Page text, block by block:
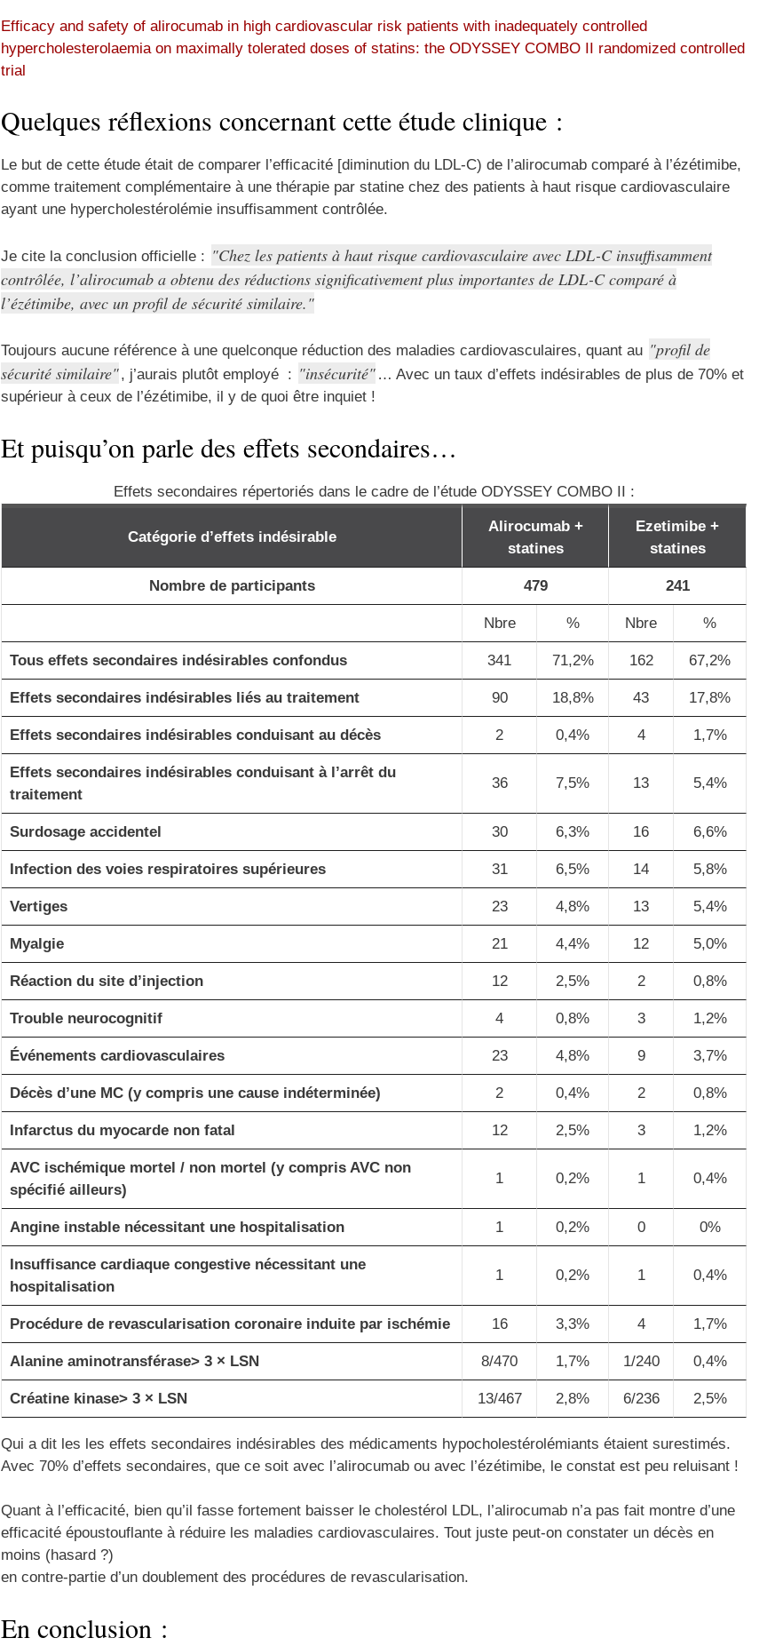
Efficacy and safety of alirocumab in high cardiovascular risk patients with inadequately controlled
hypercholesterolaemia on maximally tolerated doses of statins: the ODYSSEY COMBO II randomized controlled
trial
Quelques réflexions concernant cette étude clinique :
Le but de cette étude était de comparer l’efficacité [diminution du LDL-C) de l’alirocumab comparé à l’ézétimibe,
comme traitement complémentaire à une thérapie par statine chez des patients à haut risque cardiovasculaire
ayant une hypercholestérolémie insuffisamment contrôlée.
Je cite la conclusion officielle :
Chez les patients à haut risque cardiovasculaire avec LDL-C insuffisamment
contrôlée, l’alirocumab a obtenu des réductions significativement plus importantes de LDL-C comparé à
l’ézétimibe, avec un profil de sécurité similaire.
Toujours aucune référence à une quelconque réduction des maladies cardiovasculaires, quant au
profil de
sécurité similaire , j’aurais plutôt employé : insécurité
… Avec un taux d’effets indésirables de plus de 70% et
supérieur à ceux de l’ézétimibe, il y de quoi être inquiet !
Et puisqu’on parle des effets secondaires…
Effets secondaires répertoriés dans le cadre de l’étude ODYSSEY COMBO II :
Catégorie d’effets indésirable
Alirocumab +
statines
Ezetimibe +
statines
Nombre de participants 479 241
Nbre % Nbre %
Tous effets secondaires indésirables confondus 341 71,2% 162 67,2%
Effets secondaires indésirables liés au traitement 90 18,8% 43 17,8%
Effets secondaires indésirables conduisant au décès 2 0,4% 4 1,7%
Effets secondaires indésirables conduisant à l’arrêt du
traitement
36 7,5% 13 5,4%
Surdosage accidentel 30 6,3% 16 6,6%
Infection des voies respiratoires supérieures 31 6,5% 14 5,8%
Vertiges 23 4,8% 13 5,4%
Myalgie 21 4,4% 12 5,0%
Réaction du site d’injection 12 2,5% 2 0,8%
Trouble neurocognitif 4 0,8% 3 1,2%
Événements cardiovasculaires 23 4,8% 9 3,7%
Décès d’une MC (y compris une cause indéterminée) 2 0,4% 2 0,8%
Infarctus du myocarde non fatal 12 2,5% 3 1,2%
AVC ischémique mortel / non mortel (y compris AVC non
spécifié ailleurs)
1 0,2% 1 0,4%
Angine instable nécessitant une hospitalisation 1 0,2% 0 0%
Insuffisance cardiaque congestive nécessitant une
hospitalisation
1 0,2% 1 0,4%
Procédure de revascularisation coronaire induite par ischémie 16 3,3% 4 1,7%
Alanine aminotransférase> 3 × LSN 8/470 1,7% 1/240 0,4%
Créatine kinase> 3 × LSN 13/467 2,8% 6/236 2,5%
Qui a dit les les effets secondaires indésirables des médicaments hypocholestérolémiants étaient surestimés.
Avec 70% d’effets secondaires, que ce soit avec l’alirocumab ou avec l’ézétimibe, le constat est peu reluisant !
Quant à l’efficacité, bien qu’il fasse fortement baisser le cholestérol LDL, l’alirocumab n’a pas fait montre d’une
efficacité époustouflante à réduire les maladies cardiovasculaires. Tout juste peut-on constater un décès en
moins (hasard ?)
en contre-partie d’un doublement des procédures de revascularisation.
En conclusion :